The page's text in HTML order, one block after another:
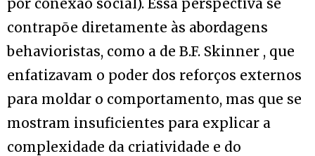
contrapõe diretamente às abordagens
behavioristas, como a de B.F. Skinner , que
enfatizavam o poder dos reforços externos
para moldar o comportamento, mas que se
mostram insuficientes para explicar a
complexidade da criatividade e do